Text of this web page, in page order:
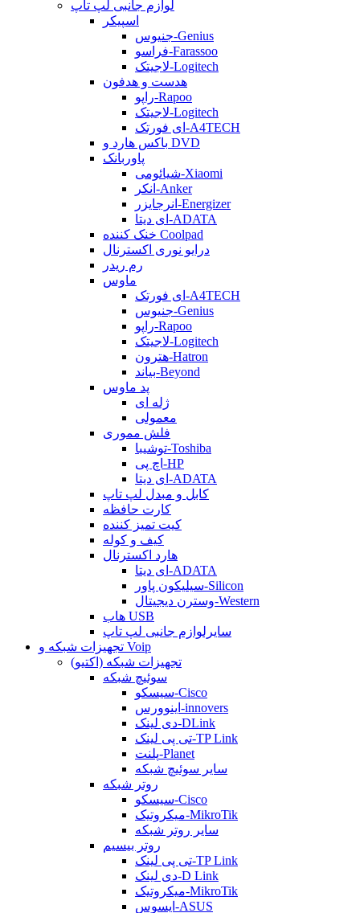
لوازم جانبی لپ تاپ
اسپیکر
جنیوس-Genius
فراسو-Farassoo
لاجیتک-Logitech
هدست و هدفون
راپو-Rapoo
لاجیتک-Logitech
ای فورتک-A4TECH
باکس هارد و DVD
پاوربانک
شیائومی-Xiaomi
انکر-Anker
انرجایزر-Energizer
ای دیتا-ADATA
خنک کننده Coolpad
درایو نوری اکسترنال
رم ریدر
ماوس
ای فورتک-A4TECH
جنیوس-Genius
راپو-Rapoo
لاجیتک-Logitech
هترون-Hatron
بیاند-Beyond
پد ماوس
ژله ای
معمولی
فلش مموری
توشیبا-Toshiba
اچ پی-HP
ای دیتا-ADATA
کابل و مبدل لپ تاپ
کارت حافظه
کیت تمیز کننده
کیف و کوله
هارد اکسترنال
ای دیتا-ADATA
سیلیکون پاور-Silicon
وسترن دیجیتال-Western
هاب USB
سایرلوازم جانبی لپ تاپ
تجهیزات شبکه و Voip
تجهیزات شبکه (اکتیو)
سوئیچ شبکه
سیسکو-Cisco
اینوورس-innovers
دی لینک-DLink
تی پی لینک-TP Link
پلنت-Planet
سایر سوئیچ شبکه
روتر شبکه
سیسکو-Cisco
میکروتیک-MikroTik
سایر روتر شبکه
روتر بیسیم
تی پی لینک-TP Link
دی لینک-D Link
میکروتیک-MikroTik
ایسوس-ASUS